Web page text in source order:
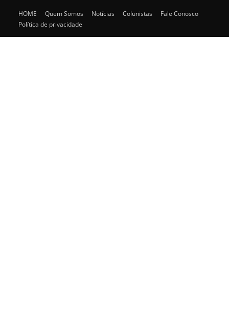
HOME Quem Somos Notícias Colunistas
Fale Conosco
Política de privacidade